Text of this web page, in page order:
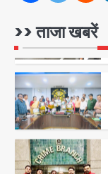
>> ताजा खबरें
2